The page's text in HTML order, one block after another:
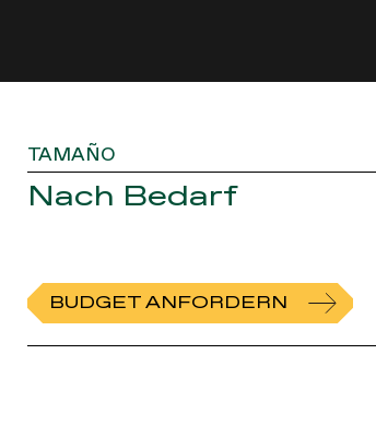
TAMAÑO
Nach Bedarf
BUDGET ANFORDERN